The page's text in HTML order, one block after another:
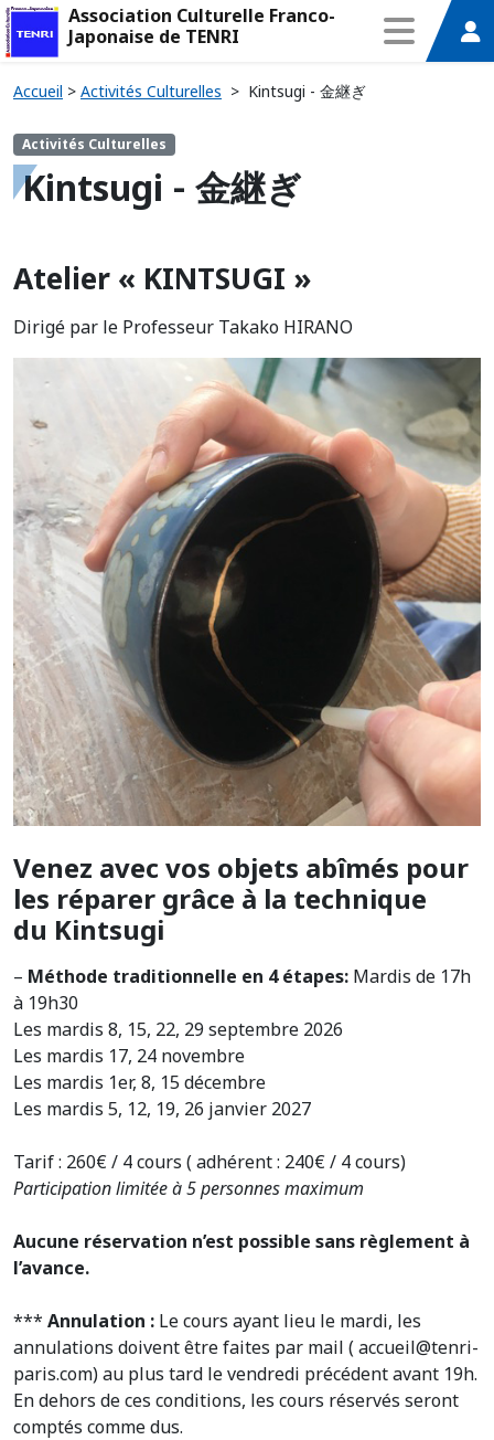
Association Culturelle Franco-
Japonaise de TENRI
Accueil > Activités Culturelles > Kintsugi ‐ 金継ぎ
Activités Culturelles
Kintsugi ‐ 金継ぎ
Atelier « KINTSUGI »
Dirigé par le Professeur Takako HIRANO
Venez avec vos objets abîmés pour
les réparer grâce à la technique
du Kintsugi
– Méthode traditionnelle en 4 étapes: Mardis de 17h
à 19h30
Les mardis 8, 15, 22, 29 septembre 2026
Les mardis 17, 24 novembre
Les mardis 1er, 8, 15 décembre
Les mardis 5, 12, 19, 26 janvier 2027
Tarif : 260€ / 4 cours ( adhérent : 240€ / 4 cours)
Participation limitée à 5 personnes maximum
Aucune réservation n’est possible sans règlement à
l’avance.
*** Annulation : Le cours ayant lieu le mardi, les
annulations doivent être faites par mail ( accueil@tenri-
paris.com) au plus tard le vendredi précédent avant 19h.
En dehors de ces conditions, les cours réservés seront
comptés comme dus.